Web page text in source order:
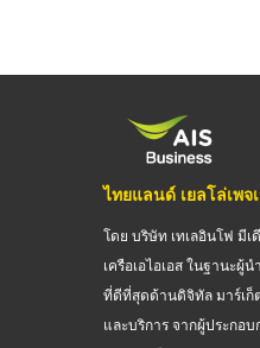
ไทยแลนด์ เยลโล่เพจ
โดย บริษัท เทเลอินโฟ มี
เครือเอไอเอส ในฐานะ
ที่ดีที่สุดด้านดิจิทัล มาร์เก็
และบริการ จากผู้ประกอ